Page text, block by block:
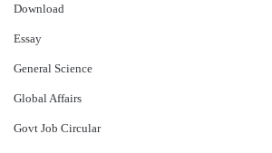
Download
Essay
General Science
Global Affairs
Govt Job Circular